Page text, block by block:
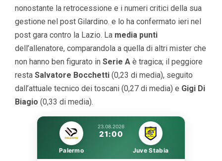
nonostante la retrocessione e i numeri critici della sua
gestione nel post Gilardino, e lo ha confermato ieri nel
post gara contro la Lazio. La media punti
dell’allenatore, comparandola a quella di altri mister che
non hanno ben figurato in Serie A è tragica; il peggiore
resta Salvatore Bocchetti (0,23 di media), seguito
dall’attuale tecnico dei toscani (0,27 di media) e Gigi Di
Biagio (0,33 di media).
23.08.2026
21:00
Palermo Juve Stabia